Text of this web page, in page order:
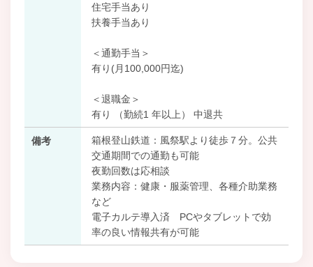
住宅手当あり
扶養手当あり
＜通勤手当＞
有り(月100,000円迄)
＜退職金＞
有り （勤続1 年以上） 中退共
備考
箱根登山鉄道：風祭駅より徒歩７分。公共
交通期間での通勤も可能
夜勤回数は応相談
業務内容：健康・服薬管理、各種介助業務
など
電子カルテ導入済 PCやタブレットで効
率の良い情報共有が可能